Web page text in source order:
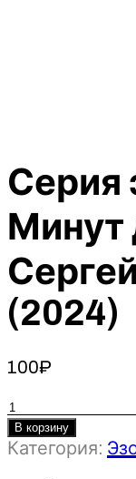
Серия
(2024)
100₽
Количество
товара
Серия
В корзину
Категория: